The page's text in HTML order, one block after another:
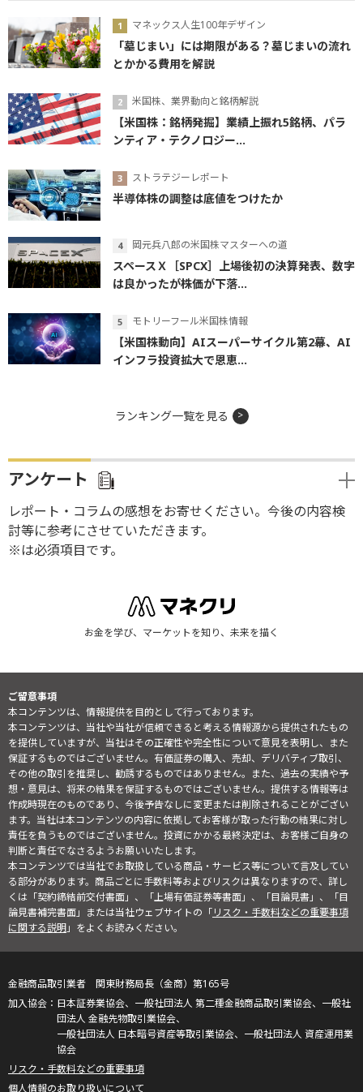
マネックス人生100年デザイン
「墓じまい」には期限がある？墓じまいの流れ
とかかる費用を解説
米国株、業界動向と銘柄解説
【米国株：銘柄発掘】業績上振れ5銘柄、パラ
ンティア・テクノロジー...
ストラテジーレポート
半導体株の調整は底値をつけたか
岡元兵八郎の米国株マスターへの道
スペースＸ［SPCX］上場後初の決算発表、数字
は良かったが株価が下落...
モトリーフール米国株情報
【米国株動向】AIスーパーサイクル第2幕、AI
インフラ投資拡大で恩恵...
ランキング一覧を見る
アンケート
レポート・コラムの感想をお寄せください。今後の内容検
討等に参考にさせていただきます。
※は必須項目です。
お金を学び、マーケットを知り、未来を描く
ご留意事項
本コンテンツは、情報提供を目的として行っております。
本コンテンツは、当社や当社が信頼できると考える情報源から提供されたもの
を提供していますが、当社はその正確性や完全性について意見を表明し、また
保証するものではございません。有価証券の購入、売却、デリバティブ取引、
その他の取引を推奨し、勧誘するものではありません。また、過去の実績や予
想・意見は、将来の結果を保証するものではございません。提供する情報等は
作成時現在のものであり、今後予告なしに変更または削除されることがござい
ます。当社は本コンテンツの内容に依拠してお客様が取った行動の結果に対し
責任を負うものではございません。投資にかかる最終決定は、お客様ご自身の
判断と責任でなさるようお願いいたします。
本コンテンツでは当社でお取扱している商品・サービス等について言及してい
る部分があります。商品ごとに手数料等およびリスクは異なりますので、詳し
くは「契約締結前交付書面」、「上場有価証券等書面」、「目論見書」、「目
論見書補完書面」または当社ウェブサイトの「リスク・手数料などの重要事項
に関する説明」をよくお読みください。
金融商品取引業者 関東財務局長（金商）第165号
日本証券業協会、一般社団法人 第二種金融商品取引業協会、一般社
団法人 金融先物取引業協会、
一般社団法人 日本暗号資産等取引業協会、一般社団法人 資産運用業
協会
リスク・手数料などの重要事項
個人情報のお取り扱いについて